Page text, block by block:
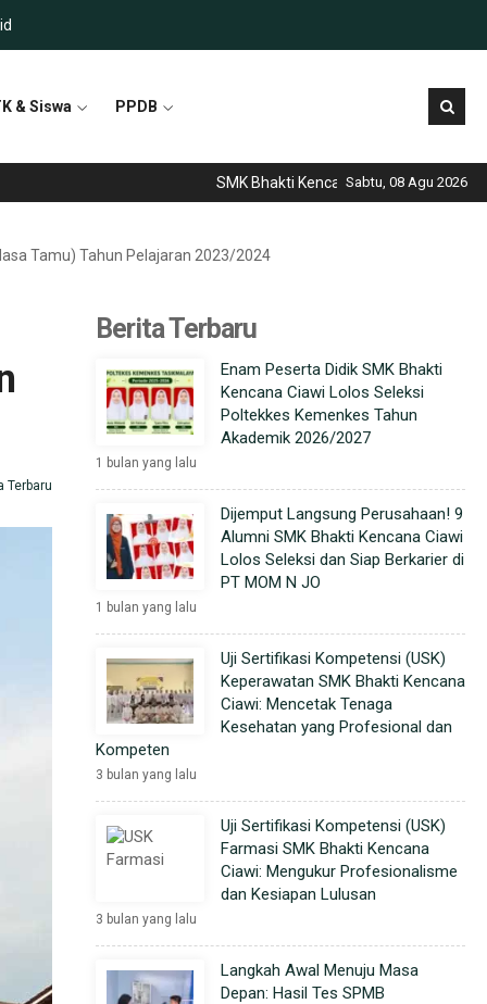
& Siswa PPDB
Sabtu, 08 Agu 2026
SMK Bhakti Kencana Ciawi telah menjadi
Tamu) Tahun Pelajaran 2023/2024
Terbaru
Berita Terbaru
Enam Peserta Didik SMK Bhakti
Kencana Ciawi Lolos Seleksi
Poltekkes Kemenkes Tahun
Akademik 2026/2027
1 bulan yang lalu
Dijemput Langsung Perusahaan! 9
Alumni SMK Bhakti Kencana Ciawi
Lolos Seleksi dan Siap Berkarier di
PT MOM N JO
1 bulan yang lalu
Uji Sertifikasi Kompetensi (USK)
Keperawatan SMK Bhakti Kencana
Ciawi: Mencetak Tenaga
Kesehatan yang Profesional dan
Kompeten
3 bulan yang lalu
Uji Sertifikasi Kompetensi (USK)
Farmasi SMK Bhakti Kencana
Ciawi: Mengukur Profesionalisme
dan Kesiapan Lulusan
3 bulan yang lalu
Langkah Awal Menuju Masa
Depan: Hasil Tes SPMB